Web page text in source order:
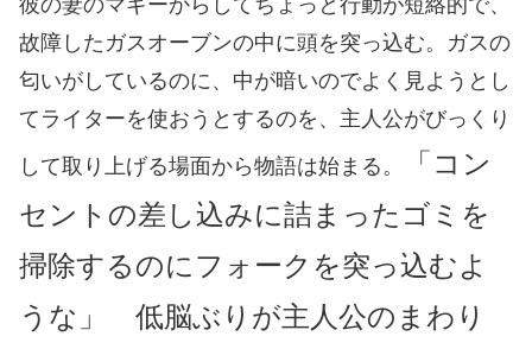
故障したガスオーブンの中に頭を突っ込む。ガスの
匂いがしているのに、中が暗いのでよく見ようとし
てライターを使おうとするのを、主人公がびっくり
して取り上げる場面から物語は始まる。
「コン
セントの差し込みに詰まったゴミを
掃除するのにフォークを突っ込むよ
うな」 低脳ぶりが主人公のまわり